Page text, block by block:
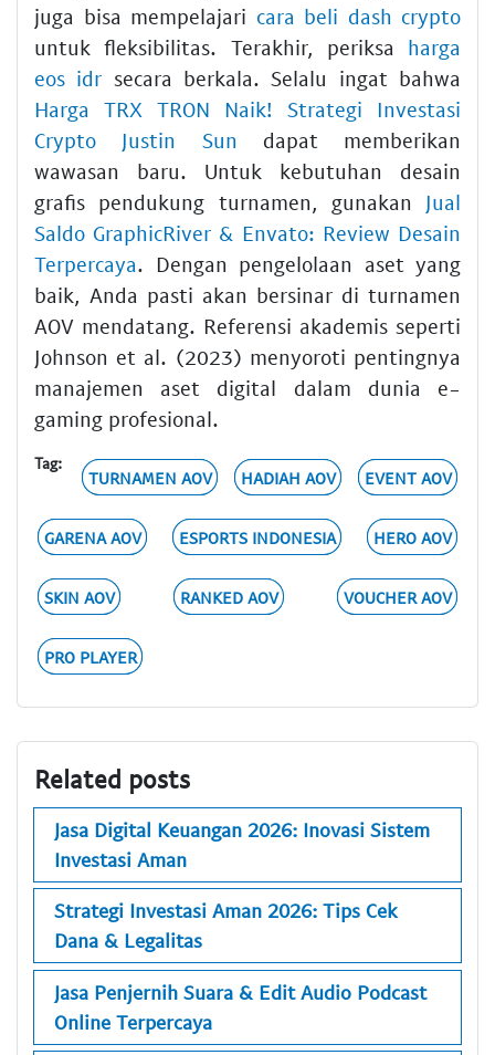
juga bisa mempelajari cara beli dash crypto
untuk fleksibilitas. Terakhir, periksa harga
eos idr secara berkala. Selalu ingat bahwa
Harga TRX TRON Naik! Strategi Investasi
Crypto Justin Sun dapat memberikan
wawasan baru. Untuk kebutuhan desain
grafis pendukung turnamen, gunakan Jual
Saldo GraphicRiver & Envato: Review Desain
Terpercaya. Dengan pengelolaan aset yang
baik, Anda pasti akan bersinar di turnamen
AOV mendatang. Referensi akademis seperti
Johnson et al. (2023) menyoroti pentingnya
manajemen aset digital dalam dunia e-
gaming profesional.
Tag:
TURNAMEN AOV HADIAH AOV EVENT AOV
GARENA AOV ESPORTS INDONESIA HERO AOV
SKIN AOV RANKED AOV VOUCHER AOV
PRO PLAYER
Related posts
Jasa Digital Keuangan 2026: Inovasi Sistem
Investasi Aman
Strategi Investasi Aman 2026: Tips Cek
Dana & Legalitas
Jasa Penjernih Suara & Edit Audio Podcast
Online Terpercaya